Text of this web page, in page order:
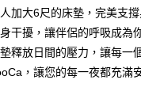
加大6尺的床墊，完美支撐
干擾，讓伴侶的呼吸成為
釋放日間的壓力，讓每一
，讓您的每一夜都充滿